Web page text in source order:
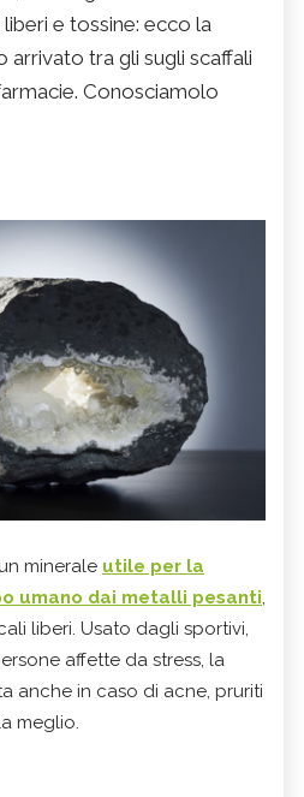
e tossine: ecco la
arrivato tra gli sugli scaffali
Conosciamolo
minerale utile per la
umano dai metalli pesanti,
liberi. Usato dagli sportivi,
affette da stress, la
anche in caso di acne, pruriti
meglio.